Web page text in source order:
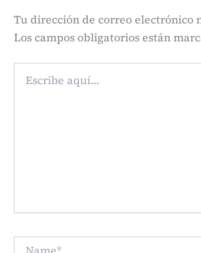
Tu dirección de correo electrónico
Los campos obligatorios están
aquí...